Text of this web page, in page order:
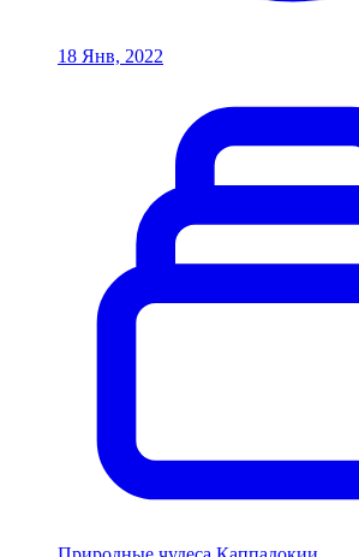
18 Янв, 2022